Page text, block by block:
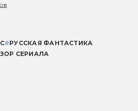
#РУССКАЯ ФАНТАСТИКА
СЕРИАЛА